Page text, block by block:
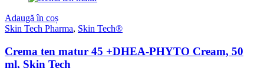
Adaugă în coș
Skin Tech Pharma, Skin Tech®
Crema ten matur 45 +DHEA-PHYTO Cream, 50
ml, Skin Tech